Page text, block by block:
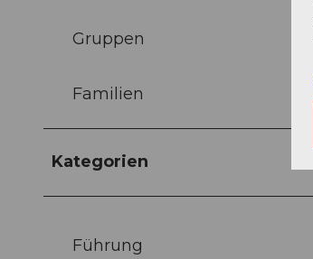
Gruppen
Familien
Kategorien
Führung